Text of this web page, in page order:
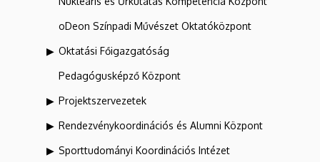
oDeon Színpadi Művészet Oktatóközpont
Oktatási Főigazgatóság
Pedagógusképző Központ
Projektszervezetek
Rendezvénykoordinációs és Alumni Központ
Sporttudományi Koordinációs Intézet